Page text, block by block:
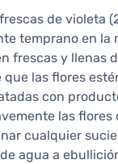
de violeta
temprano en la
frescas y llenas
que las flores
con
las flores
cualquier
agua a